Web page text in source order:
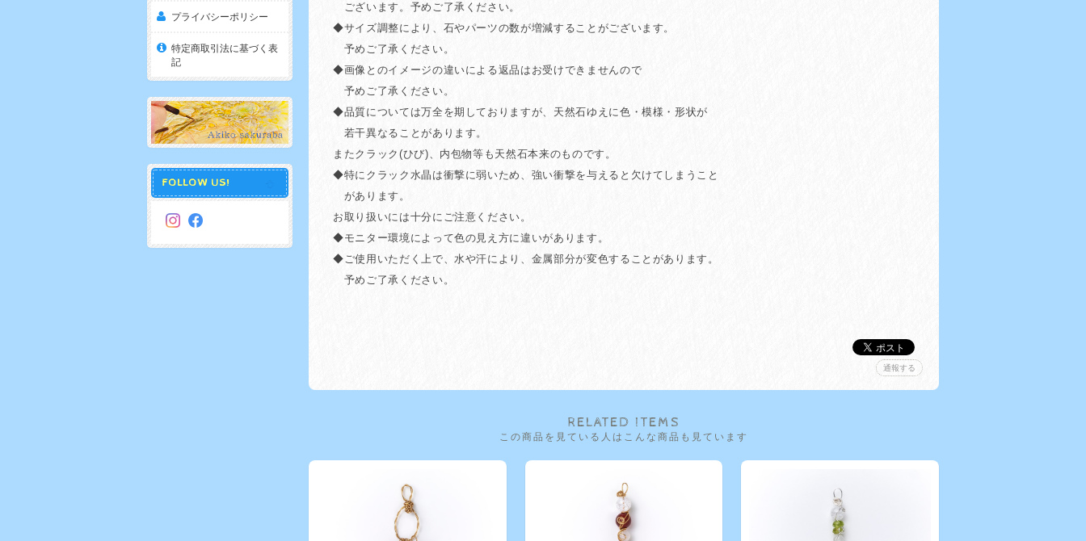
ございます。予めご了承ください。
◆サイズ調整により、石やパーツの数が増減することがございます。
予めご了承ください。
◆画像とのイメージの違いによる返品はお受けできませんので
予めご了承ください。
◆品質については万全を期しておりますが、天然石ゆえに色・模様・形状が
若干異なることがあります。
またクラック(ひび)、内包物等も天然石本来のものです。
◆特にクラック水晶は衝撃に弱いため、強い衝撃を与えると欠けてしまうこと
があります。
お取り扱いには十分にご注意ください。
◆モニター環境によって色の見え方に違いがあります。
◆ご使用いただく上で、水や汗により、金属部分が変色することがあります。
予めご了承ください。
通報する
RELATED ITEMS
この商品を見ている人はこんな商品も見ています
プライバシーポリシー
特定商取引法に基づく表
記
FOLLOW US!